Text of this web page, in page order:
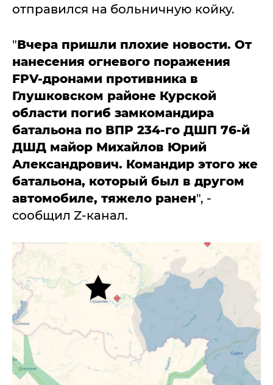
отправился на больничную койку.
"Вчера пришли плохие новости. От
нанесения огневого поражения
FPV-дронами противника в
Глушковском районе Курской
области погиб замкомандира
батальона по ВПР 234-го ДШП 76-й
ДШД майор Михайлов Юрий
Александрович. Командир этого же
батальона, который был в другом
автомобиле, тяжело ранен", -
сообщил Z-канал.